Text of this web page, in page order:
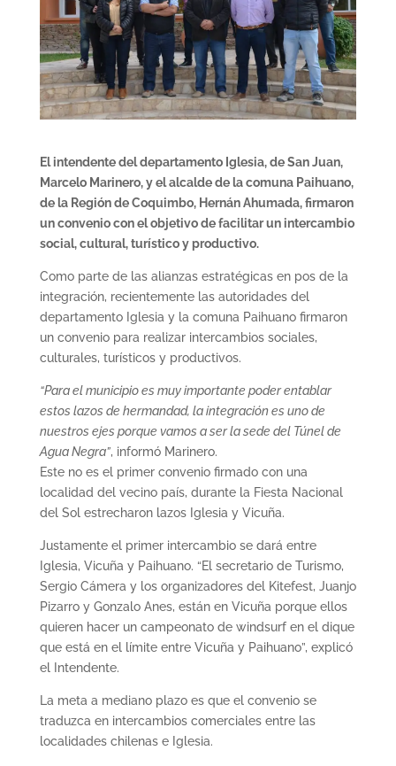
El intendente del departamento Iglesia, de San Juan,
Marcelo Marinero, y el alcalde de la comuna Paihuano,
de la Región de Coquimbo, Hernán Ahumada, firmaron
un convenio con el objetivo de facilitar un intercambio
social, cultural, turístico y productivo.
Como parte de las alianzas estratégicas en pos de la
integración, recientemente las autoridades del
departamento Iglesia y la comuna Paihuano firmaron
un convenio para realizar intercambios sociales,
culturales, turísticos y productivos.
“Para el municipio es muy importante poder entablar
estos lazos de hermandad, la integración es unode
nuestros ejes porque vamos a ser la sede del Túnel de
Agua Negra”, informó Marinero.
Este no es el primer convenio firmado con una
localidad del vecino país, durante la Fiesta Nacional
del Sol estrecharon lazos Iglesia y Vicuña.
Justamente el primer intercambio se dará entre
Iglesia, Vicuña y Paihuano. “El secretario de Turismo,
Sergio Cámera y los organizadores del Kitefest, Juanjo
Pizarro y Gonzalo Anes, están en Vicuña porque ellos
quieren hacer un campeonato de windsurf en el dique
que está en el límite entre Vicuña y Paihuano”, explicó
el Intendente.
La meta a mediano plazo es que el convenio se
traduzca en intercambios comerciales entre las
localidades chilenas e Iglesia.